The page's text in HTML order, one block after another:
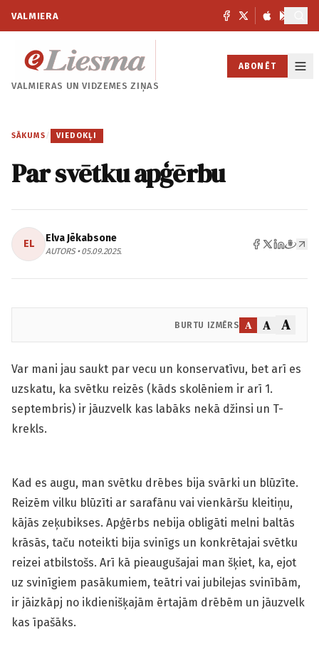
VALMIERA
VALMIERAS UNVIDZEMES ZIŅAS
ABONĒT
SĀKUMS / VIEDOKĻI
Par svētku apģērbu
EL Elva Jēkabsone
AUTORS • 05.09.2025.
BURTU IZMĒRS A A A
Var mani jau saukt par vecu un konservatīvu, bet arī es
uzskatu, ka svētku reizēs (kāds skolēniem ir arī 1.
septembris) ir jāuzvelk kas labāks nekā džinsi un T-
krekls.
Kad es augu, man svētku drēbes bija svārki un blūzīte.
Reizēm vilku blūzīti ar sarafānu vai vienkāršu kleitiņu,
kājās zeķubikses. Apģērbs nebija obligāti melni baltās
krāsās, taču noteikti bija svinīgs un konkrētajai svētku
reizei atbilstošs. Arī kā pieaugušajai man šķiet, ka, ejot
uz svinīgiem pasākumiem, teātri vai jubilejas svinībām,
ir jāizkāpj no ikdienišķajām ērtajām drēbēm un jāuzvelk
kas īpašāks.